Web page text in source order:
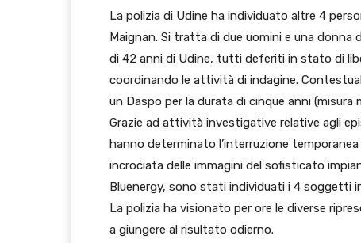
La polizia di Udine ha individuato altre 4
Maignan. Si tratta di due uomini e una donna
di 42 anni di Udine, tutti deferiti in stato di
coordinando le attività di indagine.
un Daspo per la durata di cinque anni
Grazie ad attività investigative relative agli
hanno determinato l’interruzione temporanea
incrociata delle immagini del sofisticato
Bluenergy, sono stati individuati i 4 soggetti
La polizia ha visionato per ore le diverse
a giungere al risultato odierno.